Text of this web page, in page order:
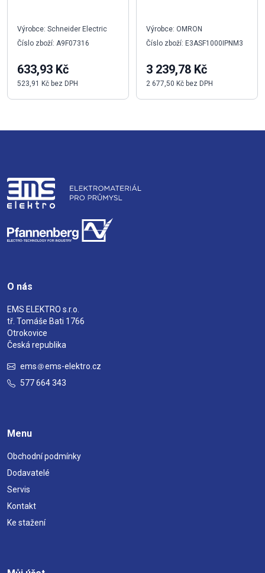
Výrobce: Schneider Electric
Číslo zboží: A9F07316
633,93 Kč
523,91 Kč bez DPH
Výrobce: OMRON
Číslo zboží: E3ASF1000IPNM3
3 239,78 Kč
2 677,50 Kč bez DPH
O nás
EMS ELEKTRO s.r.o.
tř. Tomáše Bati 1766
Otrokovice
Česká republika
ems
ems-elektro.cz
577 664 343
Menu
Obchodní podmínky
Dodavatelé
Servis
Kontakt
Ke stažení